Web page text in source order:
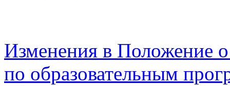
Изменения в Положение
по образовательным